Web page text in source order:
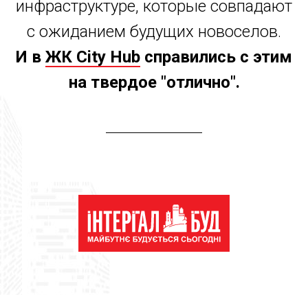
инфраструктуре, которые совпадают
с ожиданием будущих новоселов.
И в ЖК City Hub справились с этим
на твердое "отлично".